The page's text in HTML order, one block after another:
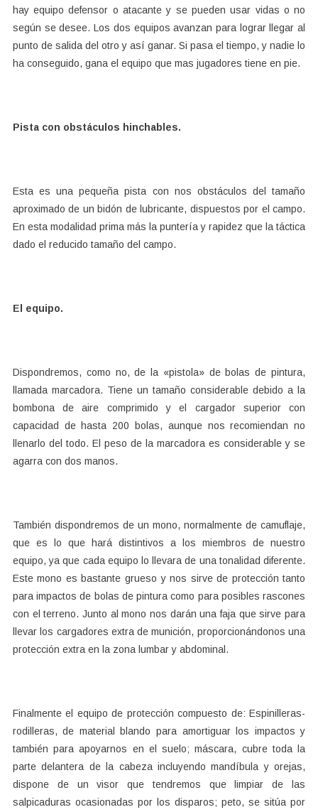
hay equipo defensor o atacante y se pueden usar vidas o no
según se desee. Los dos equipos avanzan para lograr llegar al
punto de salida del otro y así ganar. Si pasa el tiempo, y nadie lo
ha conseguido, gana el equipo que mas jugadores tiene en pie.
Pista con obstáculos hinchables.
Esta es una pequeña pista con nos obstáculos del tamaño
aproximado de un bidón de lubricante, dispuestos por el campo.
En esta modalidad prima más la puntería y rapidez que la táctica
dado el reducido tamaño del campo.
El equipo.
Dispondremos, como no, de la «pistola» de bolas de pintura,
llamada marcadora. Tiene un tamaño considerable debido a la
bombona de aire comprimido y el cargador superior con
capacidad de hasta 200 bolas, aunque nos recomiendan no
llenarlo del todo. El peso de la marcadora es considerable y se
agarra con dos manos.
También dispondremos de un mono, normalmente de camuflaje,
que es lo que hará distintivos a los miembros de nuestro
equipo, ya que cada equipo lo llevara de una tonalidad diferente.
Este mono es bastante grueso y nos sirve de protección tanto
para impactos de bolas de pintura como para posibles rascones
con el terreno. Junto al mono nos darán una faja que sirve para
llevar los cargadores extra de munición, proporcionándonos una
protección extra en la zona lumbar y abdominal.
Finalmente el equipo de protección compuesto de: Espinilleras-
rodilleras, de material blando para amortiguar los impactos y
también para apoyarnos en el suelo; máscara, cubre toda la
parte delantera de la cabeza incluyendo mandíbula y orejas,
dispone de un visor que tendremos que limpiar de las
salpicaduras ocasionadas por los disparos; peto, se sitúa por